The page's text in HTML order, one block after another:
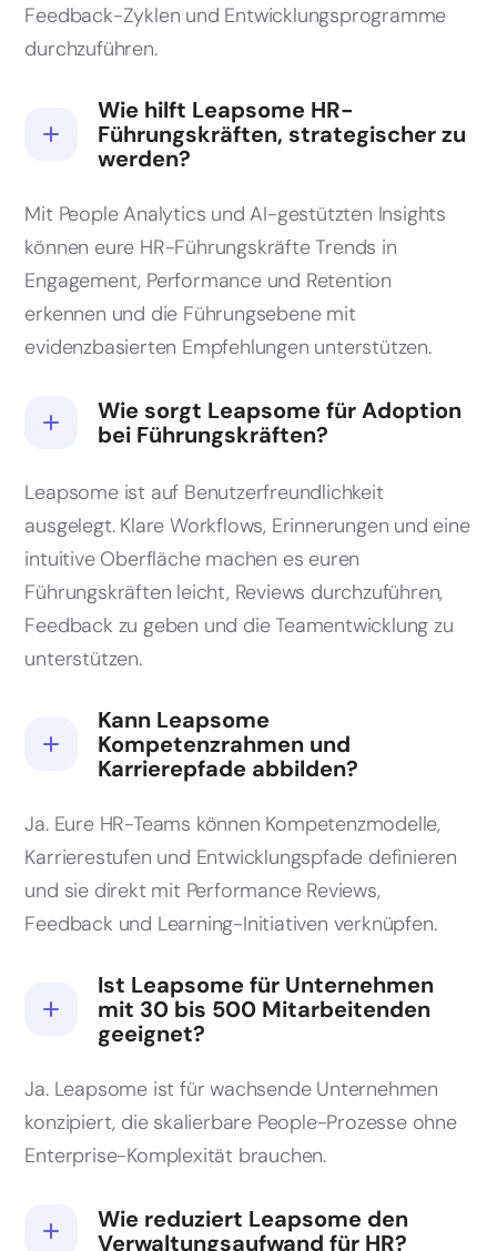
Feedback-Zyklen und Entwicklungsprogramme
durchzuführen.
Wie hilft Leapsome HR-
Führungskräften, strategischer zu
werden?
Mit People Analytics und AI-gestützten Insights
können eure HR-Führungskräfte Trends in
Engagement, Performance und Retention
erkennen und die Führungsebene mit
evidenzbasierten Empfehlungen unterstützen.
Wie sorgt Leapsome für Adoption
bei Führungskräften?
Leapsome ist auf Benutzerfreundlichkeit
ausgelegt. Klare Workflows, Erinnerungen und eine
intuitive Oberfläche machen es euren
Führungskräften leicht, Reviews durchzuführen,
Feedback zu geben und die Teamentwicklung zu
unterstützen.
Kann Leapsome
Kompetenzrahmen und
Karrierepfade abbilden?
Ja. Eure HR-Teams können Kompetenzmodelle,
Karrierestufen und Entwicklungspfade definieren
und sie direkt mit Performance Reviews,
Feedback und Learning-Initiativen verknüpfen.
Ist Leapsome für Unternehmen
mit 30 bis 500 Mitarbeitenden
geeignet?
Ja. Leapsome ist für wachsende Unternehmen
konzipiert, die skalierbare People-Prozesse ohne
Enterprise-Komplexität brauchen.
Wie reduziert Leapsome den
Verwaltungsaufwand für HR?